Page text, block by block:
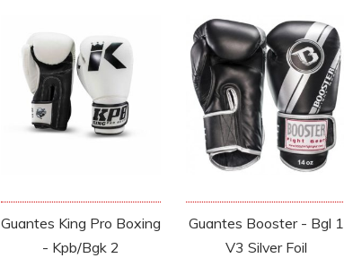
Guantes King Pro Boxing
- Kpb/Bgk 2
Guantes Booster - Bgl 1
V3 Silver Foil